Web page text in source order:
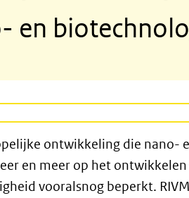
en
ontwikkeling die nano-
en meer op het ontwikkelen
vooralsnog beperkt.